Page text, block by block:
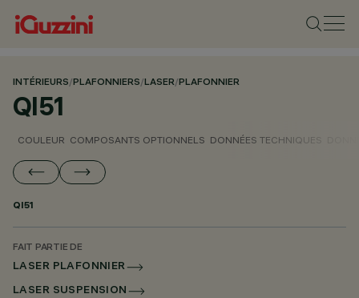
INTÉRIEURS/PLAFONNIERS/LASER/PLAFONNIER
QI51
COULEUR COMPOSANTS OPTIONNELS DONNÉES TECHNIQUES
QI51
FAIT PARTIE DE
LASER PLAFONNIER
LASER SUSPENSION